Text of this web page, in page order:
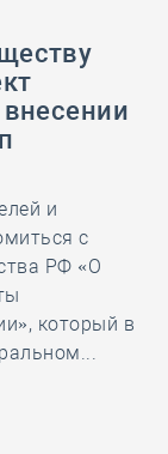
и
с
РФ «О
который в